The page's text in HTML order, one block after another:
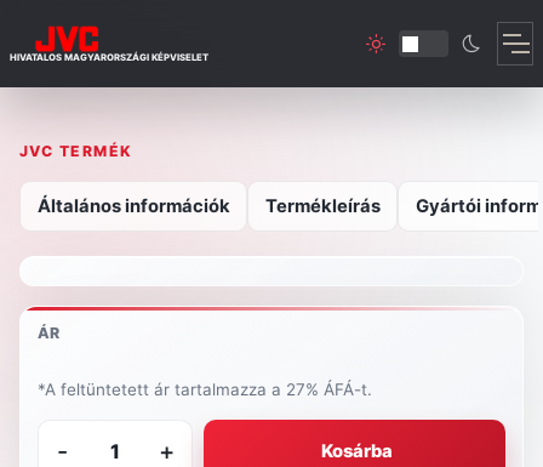
HIVATALOS MAGYARORSZÁGI KÉPVISELET
JVC TERMÉK
Általános információk Termékleírás Gyártói
ÁR
*A feltüntetett ár tartalmazza a 27% ÁFÁ-t.
- + Kosárba